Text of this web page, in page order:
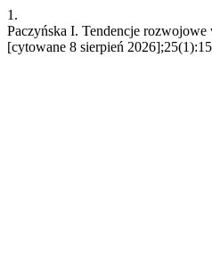
1.
Paczyńska I. Tendencje rozwojowe
[cytowane 8 sierpień